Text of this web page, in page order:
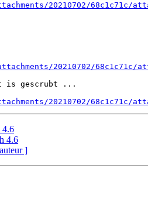
20210702/68c1c71c/
20210702/68c1c71c/
is gescrubt ...
20210702/68c1c71c/
4.6
4.6
]